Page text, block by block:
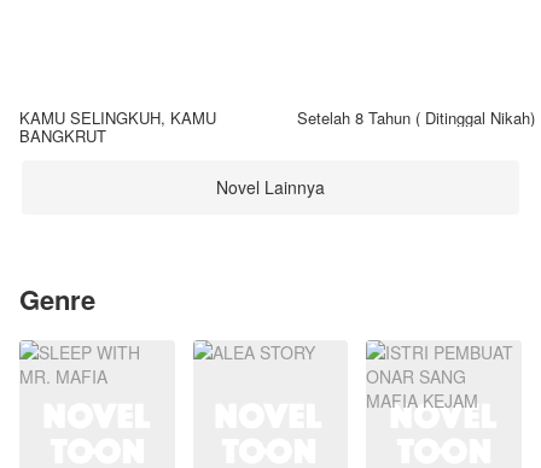
KAMU SELINGKUH, KAMU
BANGKRUT
Setelah 8 Tahun ( Ditinggal Nikah)
Novel Lainnya
Genre